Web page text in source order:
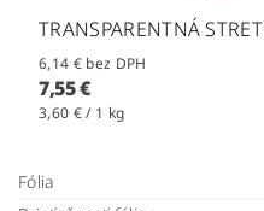
TRANSPARENTNÁ
6,14 € bez DPH
7,55 €
3,60 € / 1 kg
Fólia